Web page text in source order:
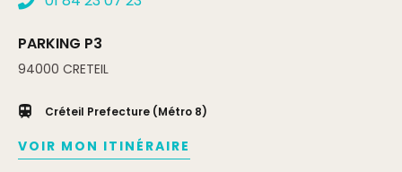
PARKING P3
94000 CRETEIL
Créteil Prefecture (Métro 8)
VOIR MON ITINÉRAIRE